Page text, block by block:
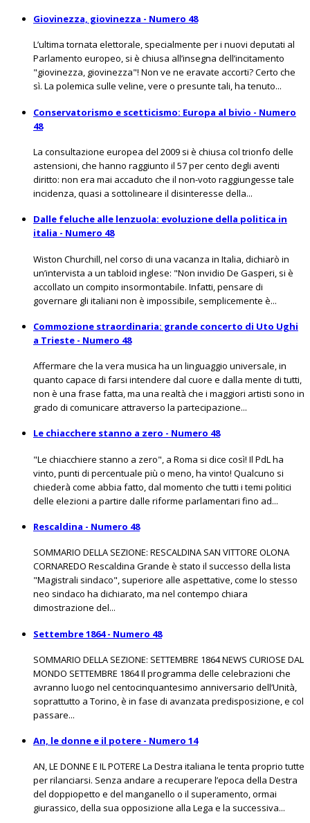
Giovinezza, giovinezza - Numero 48
L’ultima tornata elettorale, specialmente per i nuovi deputati al
Parlamento europeo, si è chiusa all’insegna dell’incitamento
"giovinezza, giovinezza"! Non ve ne eravate accorti? Certo che
sì. La polemica sulle veline, vere o presunte tali, ha tenuto...
Conservatorismo e scetticismo: Europa al bivio - Numero
48
La consultazione europea del 2009 si è chiusa col trionfo delle
astensioni, che hanno raggiunto il 57 per cento degli aventi
diritto: non era mai accaduto che il non-voto raggiungesse tale
incidenza, quasi a sottolineare il disinteresse della...
Dalle feluche alle lenzuola: evoluzione della politica in
italia - Numero 48
Wiston Churchill, nel corso di una vacanza in Italia, dichiarò in
un’intervista a un tabloid inglese: "Non invidio De Gasperi, si è
accollato un compito insormontabile. Infatti, pensare di
governare gli italiani non è impossibile, semplicemente è...
Commozione straordinaria: grande concerto di Uto Ughi
a Trieste - Numero 48
Affermare che la vera musica ha un linguaggio universale, in
quanto capace di farsi intendere dal cuore e dalla mente di tutti,
non è una frase fatta, ma una realtà che i maggiori artisti sono in
grado di comunicare attraverso la partecipazione...
Le chiacchere stanno a zero - Numero 48
"Le chiacchiere stanno a zero", a Roma si dice così! Il PdL ha
vinto, punti di percentuale più o meno, ha vinto! Qualcuno si
chiederà come abbia fatto, dal momento che tutti i temi politici
delle elezioni a partire dalle riforme parlamentari fino ad...
Rescaldina - Numero 48
SOMMARIO DELLA SEZIONE: RESCALDINA SAN VITTORE OLONA
CORNAREDO Rescaldina Grande è stato il successo della lista
"Magistrali sindaco", superiore alle aspettative, come lo stesso
neo sindaco ha dichiarato, ma nel contempo chiara
dimostrazione del...
Settembre 1864 - Numero 48
SOMMARIO DELLA SEZIONE: SETTEMBRE 1864 NEWS CURIOSE DAL
MONDO SETTEMBRE 1864 Il programma delle celebrazioni che
avranno luogo nel centocinquantesimo anniversario dell’Unità,
soprattutto a Torino, è in fase di avanzata predisposizione, e col
passare...
An, le donne e il potere - Numero 14
AN, LE DONNE E IL POTERE La Destra italiana le tenta proprio tutte
per rilanciarsi. Senza andare a recuperare l’epoca della Destra
del doppiopetto e del manganello o il superamento, ormai
giurassico, della sua opposizione alla Lega e la successiva...